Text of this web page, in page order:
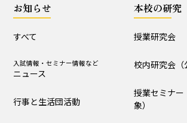
すべて 入試情報・セ
学校からｰ作成中
お知らせ
すべて
入試情報・セミナー情報など
ニュース
行事と生活団活動
本校の研究
授業研究会
校内研究会（
授業セミナー
象）